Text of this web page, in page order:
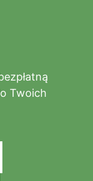
Twoich